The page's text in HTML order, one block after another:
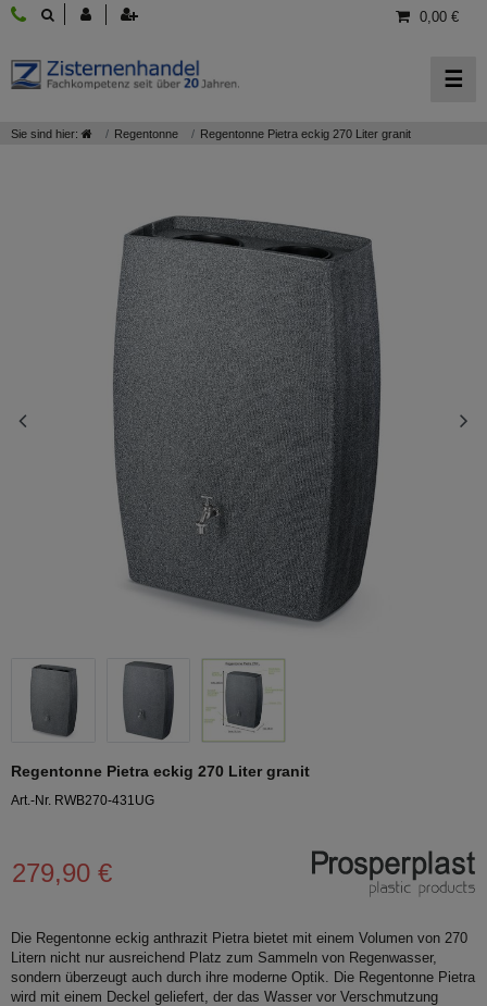
0,00 €
☰
Sie sind hier: Regentonne Regentonne Pietra eckig 270 Liter granit
Regentonne Pietra eckig 270 Liter granit
Art.-Nr. RWB270-431UG
279,90 €
Die Regentonne eckig anthrazit Pietra bietet mit einem Volumen von 270
Litern nicht nur ausreichend Platz zum Sammeln von Regenwasser,
sondern überzeugt auch durch ihre moderne Optik. Die Regentonne Pietra
wird mit einem Deckel geliefert, der das Wasser vor Verschmutzung